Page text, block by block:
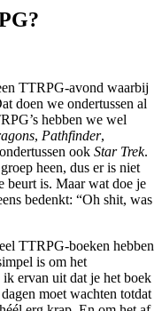
TTRPG-avond waarbij
doen we ondertussen al
hebben we wel
, Pathfinder,
ook Star Trek.
heen, dus er is niet
beurt is. Maar wat doe je
bedenkt: “Oh shit, was
TTRPG-boeken hebben
is om het
ervan uit dat je het boek
moet wachten totdat